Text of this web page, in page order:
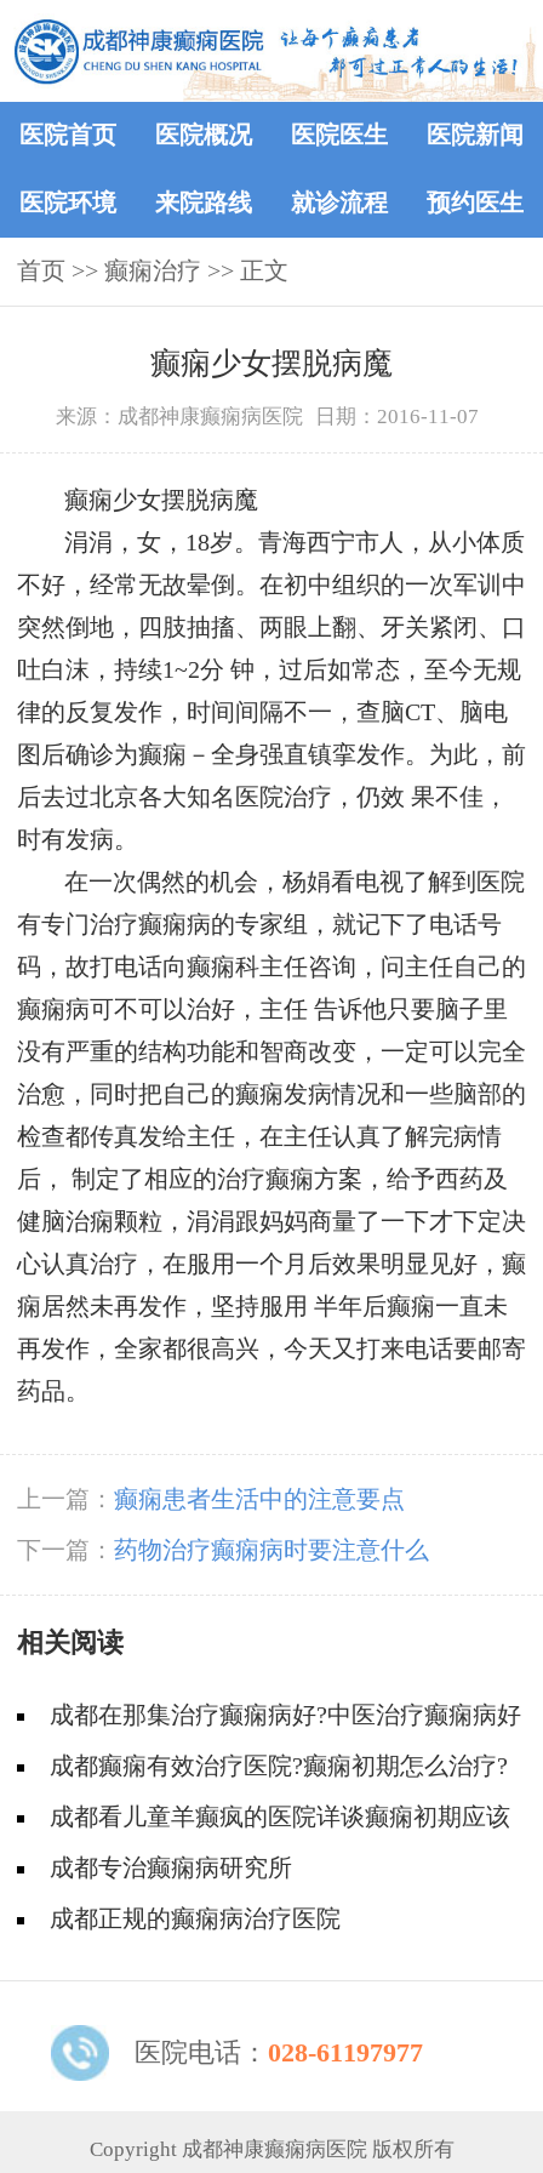
医院首页 医院概况 医院医生 医院新闻
医院环境 来院路线 就诊流程 预约医生
首页 >> 癫痫治疗 >> 正文
癫痫少女摆脱病魔
来源：成都神康癫痫病医院 日期：2016-11-07
癫痫少女摆脱病魔
涓涓，女，18岁。青海西宁市人，从小体质
不好，经常无故晕倒。在初中组织的一次军训中
突然倒地，四肢抽搐、两眼上翻、牙关紧闭、口
吐白沫，持续1~2分 钟，过后如常态，至今无规
律的反复发作，时间间隔不一，查脑CT、脑电
图后确诊为癫痫－全身强直镇挛发作。为此，前
后去过北京各大知名医院治疗，仍效 果不佳，
时有发病。
在一次偶然的机会，杨娟看电视了解到医院
有专门治疗癫痫病的专家组，就记下了电话号
码，故打电话向癫痫科主任咨询，问主任自己的
癫痫病可不可以治好，主任 告诉他只要脑子里
没有严重的结构功能和智商改变，一定可以完全
治愈，同时把自己的癫痫发病情况和一些脑部的
检查都传真发给主任，在主任认真了解完病情
后， 制定了相应的治疗癫痫方案，给予西药及
健脑治痫颗粒，涓涓跟妈妈商量了一下才下定决
心认真治疗，在服用一个月后效果明显见好，癫
痫居然未再发作，坚持服用 半年后癫痫一直未
再发作，全家都很高兴，今天又打来电话要邮寄
药品。
上一篇： 癫痫患者生活中的注意要点
下一篇： 药物治疗癫痫病时要注意什么
相关阅读
成都在那集治疗癫痫病好?中医治疗癫痫病好
吗?成都癫痫有效治疗医院?癫痫初期怎么治疗?
成都看儿童羊癫疯的医院详谈癫痫初期应该
怎么治疗?
成都专治癫痫病研究所
成都正规的癫痫病治疗医院
医院电话： 028-61197977
Copyright 成都神康癫痫病医院 版权所有